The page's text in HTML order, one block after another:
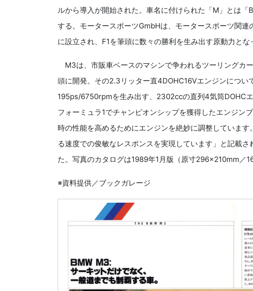
ルから導入が開始された。車名に付けられた「M」とは
する。モータースポーツGmbHは、モータースポーツ関
に設立され、F1を筆頭に数々の勝利を生み出す原動力とな
M3は、市販車ベースのマシンで争われるツーリングカ
頭に開発。その2.3リッター直4DOHC16Vエンジンについ
195ps/6750rpmを生み出す、2302ccの直列4気筒DOHC
フォーミュラ1でチャンピオンシップを獲得したエンジン
時の性能を高めるためにエンジンを絶妙に調整していま
る速度での俊敏なレスポンスを実現しています」と記載
た。写真のカタログは1989年1月版（原寸296×210mm／
※資料提供／ブックガレージ